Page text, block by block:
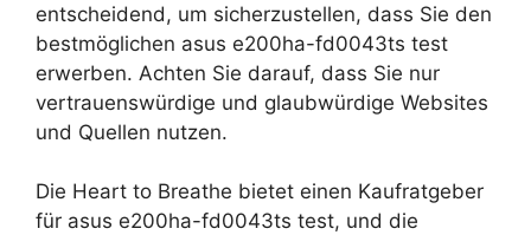
entscheidend, um sicherzustellen, dass Sie den
bestmöglichen asus e200ha-fd0043ts test
erwerben. Achten Sie darauf, dass Sie nur
vertrauenswürdige und glaubwürdige Websites
und Quellen nutzen.
Die Heart to Breathe bietet einen Kaufratgeber
für asus e200ha-fd0043ts test, und die